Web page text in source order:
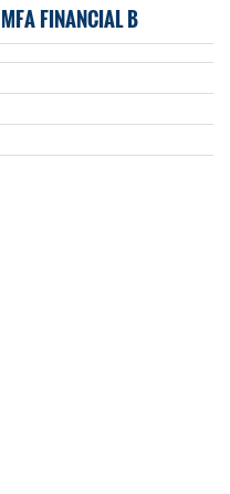
FINANCIAL B